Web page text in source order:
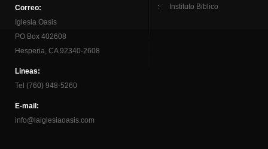
Correo:
Iglesia Oasis
PO Box 402608
Hesperia, CA 92340-2608
Lineas:
Tel (760) 948-5260
E-mail:
info@laiglesiaoasis.com
Instituto Biblico